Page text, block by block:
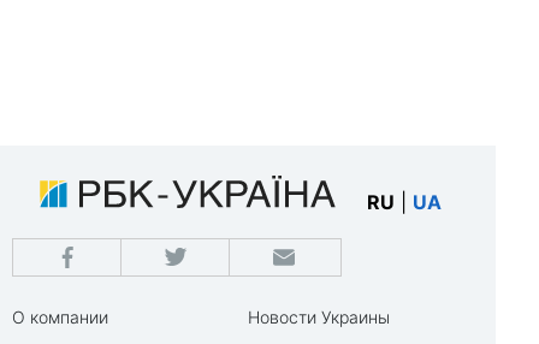
RU UA
О компании
Новости Украины